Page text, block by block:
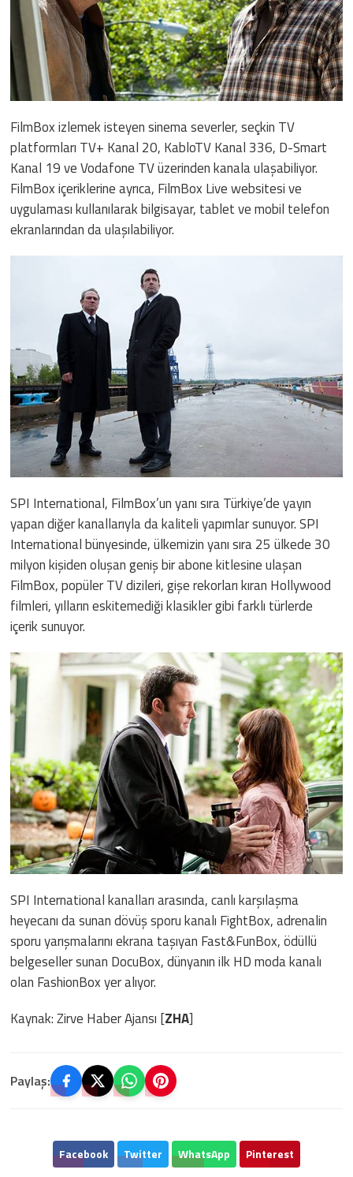
FilmBox izlemek isteyen sinema severler, seçkin TV
platformları TV+ Kanal 20, KabloTV Kanal 336, D-Smart
Kanal 19 ve Vodafone TV üzerinden kanala ulaşabiliyor.
FilmBox içeriklerine ayrıca, FilmBox Live websitesi ve
uygulaması kullanılarak bilgisayar, tablet ve mobil telefon
ekranlarından da ulaşılabiliyor.
SPI International, FilmBox’un yanı sıra Türkiye’de yayın
yapan diğer kanallarıyla da kaliteli yapımlar sunuyor. SPI
International bünyesinde, ülkemizin yanı sıra 25 ülkede 30
milyon kişiden oluşan geniş bir abone kitlesine ulaşan
FilmBox, popüler TV dizileri, gişe rekorları kıran Hollywood
filmleri, yılların eskitemediği klasikler gibi farklı türlerde
içerik sunuyor.
SPI International kanalları arasında, canlı karşılaşma
heyecanı da sunan dövüş sporu kanalı FightBox, adrenalin
sporu yarışmalarını ekrana taşıyan Fast&FunBox, ödüllü
belgeseller sunan DocuBox, dünyanın ilk HD moda kanalı
olan FashionBox yer alıyor.
Kaynak: Zirve Haber Ajansı [ZHA]
Paylaş:
Facebook Twitter WhatsApp Pinterest